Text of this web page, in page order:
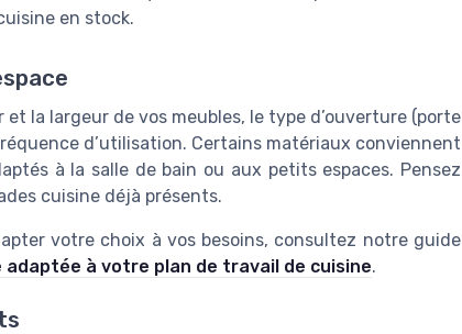
en stock.
la largeur de vos meubles, le type d’ouverture (porte
d’utilisation. Certains matériaux conviennent
à la salle de bain ou aux petits espaces. Pensez
cuisine déjà présents.
votre choix à vos besoins, consultez notre guide
à votre plan de travail de cuisine.